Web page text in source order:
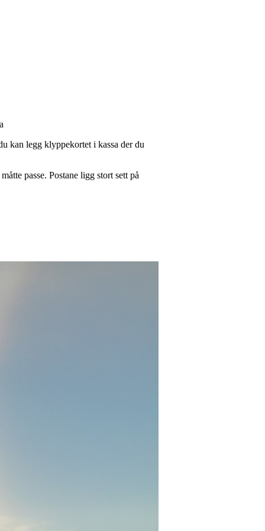
kan legg klyppekortet i kassa der du
passe. Postane ligg stort sett på